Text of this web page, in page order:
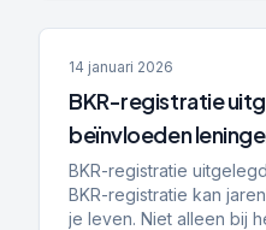
14 januari 2026
BKR-registratie
beïnvloeden
hypotheek,
kansen
BKR-registratie
BKR-registratie kan
je leven. Niet alleen bij